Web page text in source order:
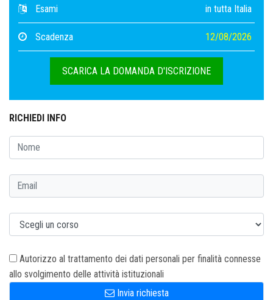
Esami in tutta Italia
Scadenza 12/08/2026
SCARICA LA DOMANDA D'ISCRIZIONE
RICHIEDI INFO
Autorizzo al trattamento dei dati personali per finalità connesse
allo svolgimento delle attività istituzionali
Invia richiesta